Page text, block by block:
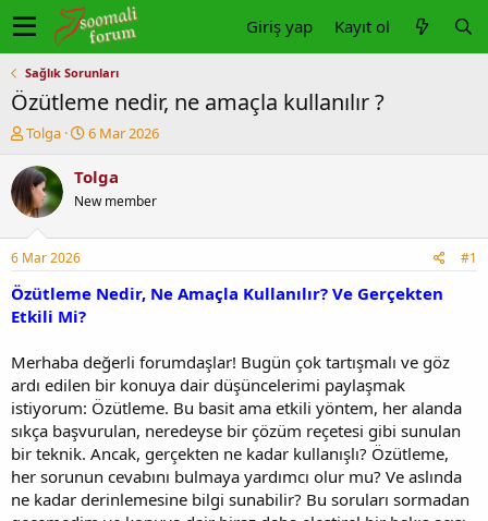
Giriş yap Kayıt ol
Sağlık Sorunları
Özütleme nedir, ne amaçla kullanılır ?
K
n
u
y
b
a
ş
a
a
n
Tolga
B
ş
a
ç
i
h
6 Mar 2026
Tolga
New member
6 Mar 2026 #1
Özütleme Nedir, Ne Amaçla Kullanılır? Ve Gerçekten
Etkili Mi?
Merhaba değerli forumdaşlar! Bugün çok tartışmalı ve göz
ardı edilen bir konuya dair düşüncelerimi paylaşmak
istiyorum: Özütleme. Bu basit ama etkili yöntem, her alanda
sıkça başvurulan, neredeyse bir çözüm reçetesi gibi sunulan
bir teknik. Ancak, gerçekten ne kadar kullanışlı? Özütleme,
her sorunun cevabını bulmaya yardımcı olur mu? Ve aslında
ne kadar derinlemesine bilgi sunabilir? Bu soruları sormadan